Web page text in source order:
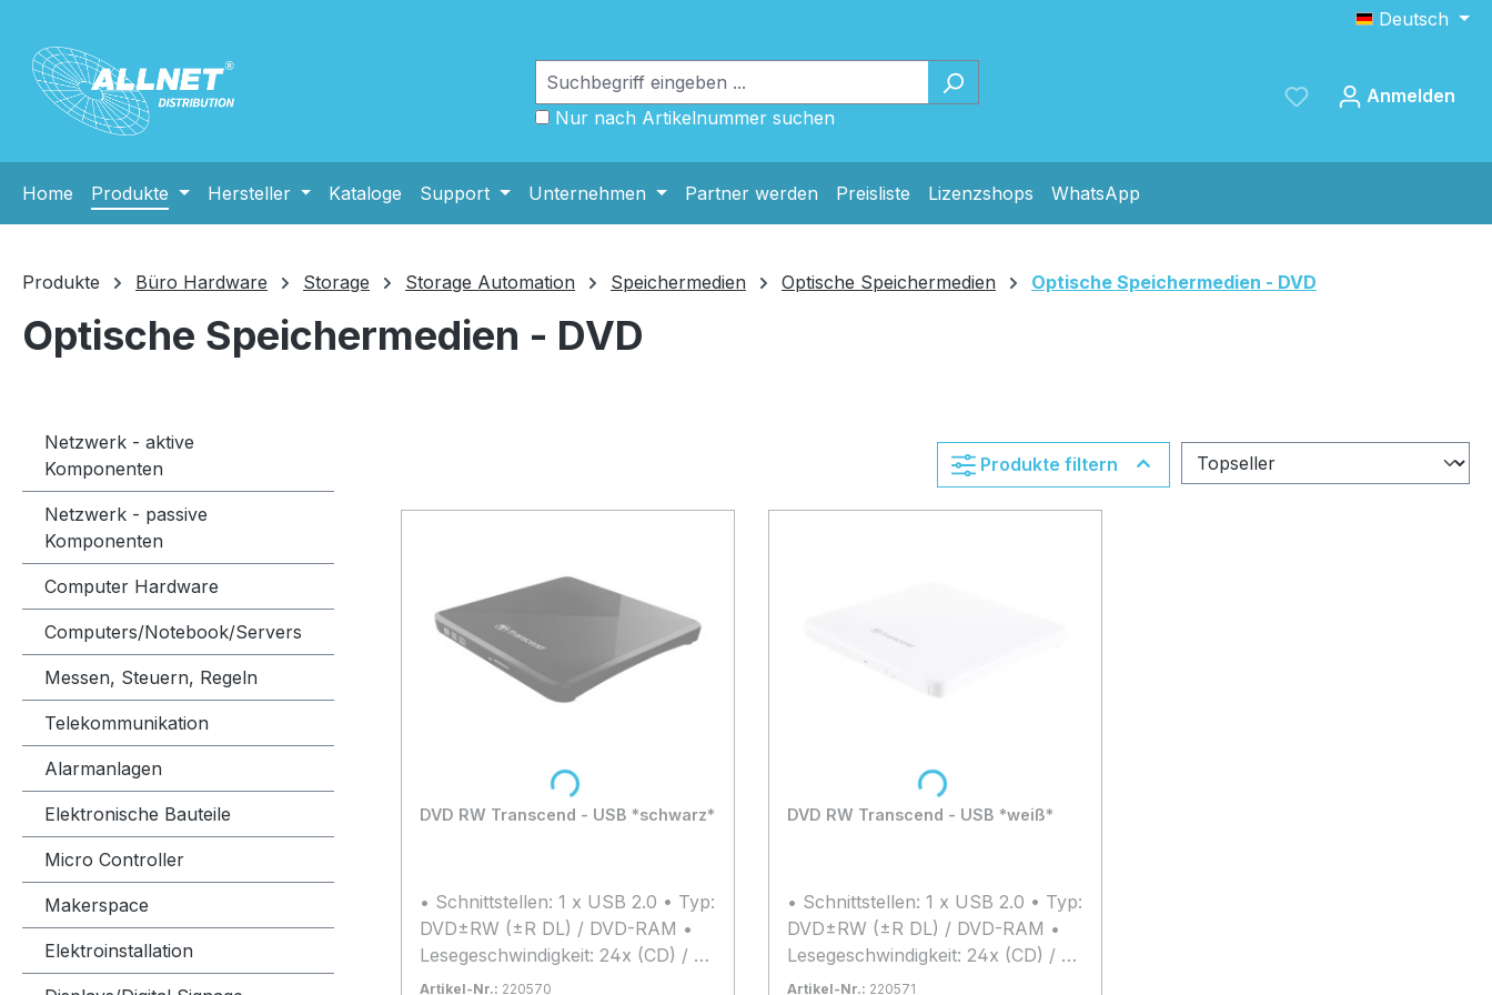
Deutsch
Nur nach Artikelnummer suchen
Speichern
Anmelden
Home Produkte Hersteller Kataloge Support Unternehmen Partner werden Preisliste Lizenzshops WhatsApp
Produkte Büro Hardware Storage Storage Automation Speichermedien Optische Speichermedien Optische Speichermedien - DVD
Optische Speichermedien - DVD
Netzwerk - aktive
Komponenten
Netzwerk - passive
Komponenten
Computer Hardware
Computers/Notebook/Servers
Messen, Steuern, Regeln
Telekommunikation
Alarmanlagen
Elektronische Bauteile
Micro Controller
Makerspace
Elektroinstallation
Produkte filtern
DVD RW Transcend - USB *schwarz*
• Schnittstellen: 1 x USB 2.0 • Typ:
DVD±RW (±R DL) / DVD-RAM •
Lesegeschwindigkeit: 24x (CD) / 8x
(DVD) • Schreibgeschwindigkeit:
Artikel-Nr.: 220570
Loading... DVD RW Transcend - USB *weiß*
• Schnittstellen: 1 x USB 2.0 • Typ:
DVD±RW (±R DL) / DVD-RAM •
Lesegeschwindigkeit: 24x (CD) / 8x
(DVD) • Schreibgeschwindigkeit:
Artikel-Nr.: 220571
Loading...